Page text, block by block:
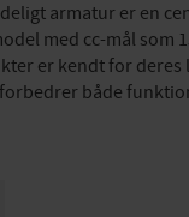
armatur er en
med cc-mål som
er kendt for deres
både